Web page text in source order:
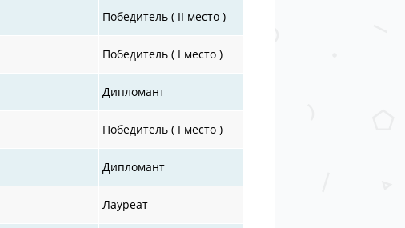
Победитель ( II место )
Победитель ( I место )
Дипломант
Победитель ( I место )
Дипломант
Лауреат